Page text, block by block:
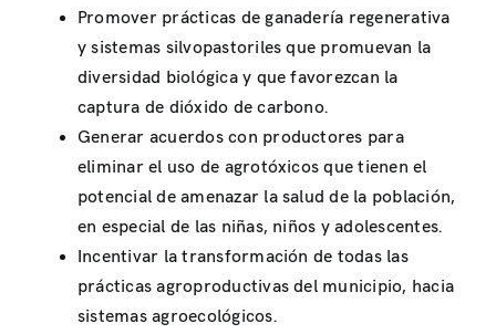
Promover prácticas de ganadería regenerativa
y sistemas silvopastoriles que promuevan la
diversidad biológica y que favorezcan la
captura de dióxido de carbono.
Generar acuerdos con productores para
eliminar el uso de agrotóxicos que tienen el
potencial de amenazar la salud de la población,
en especial de las niñas, niños y adolescentes.
Incentivar la transformación de todas las
prácticas agroproductivas del municipio, hacia
sistemas agroecológicos.